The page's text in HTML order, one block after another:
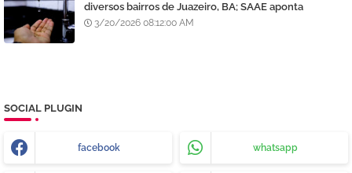
diversos bairros de Juazeiro, BA; SAAE aponta
manutenção e lavagem de filtros
3/20/2026 08:12:00 AM
SOCIAL PLUGIN
facebook whatsapp